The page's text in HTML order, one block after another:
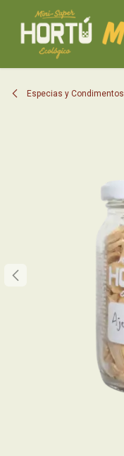
Especias y Condimentos